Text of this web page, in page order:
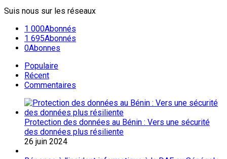
Suis nous sur les réseaux
1 000Abonnés
1 695Abonnés
0Abonnes
Populaire
Récent
Commentaires
Protection des données au Bénin : Vers une sécurité
des données plus résiliente
26 juin 2024